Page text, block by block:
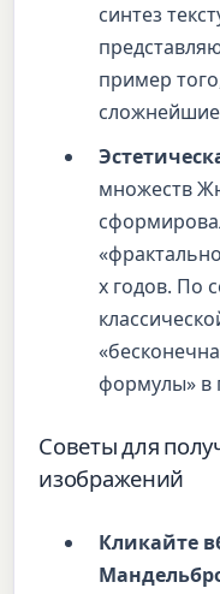
синтез
пример
сложнейшие
множеств
х годов. По
формулы» в
Советы для
изображений
Кликайте